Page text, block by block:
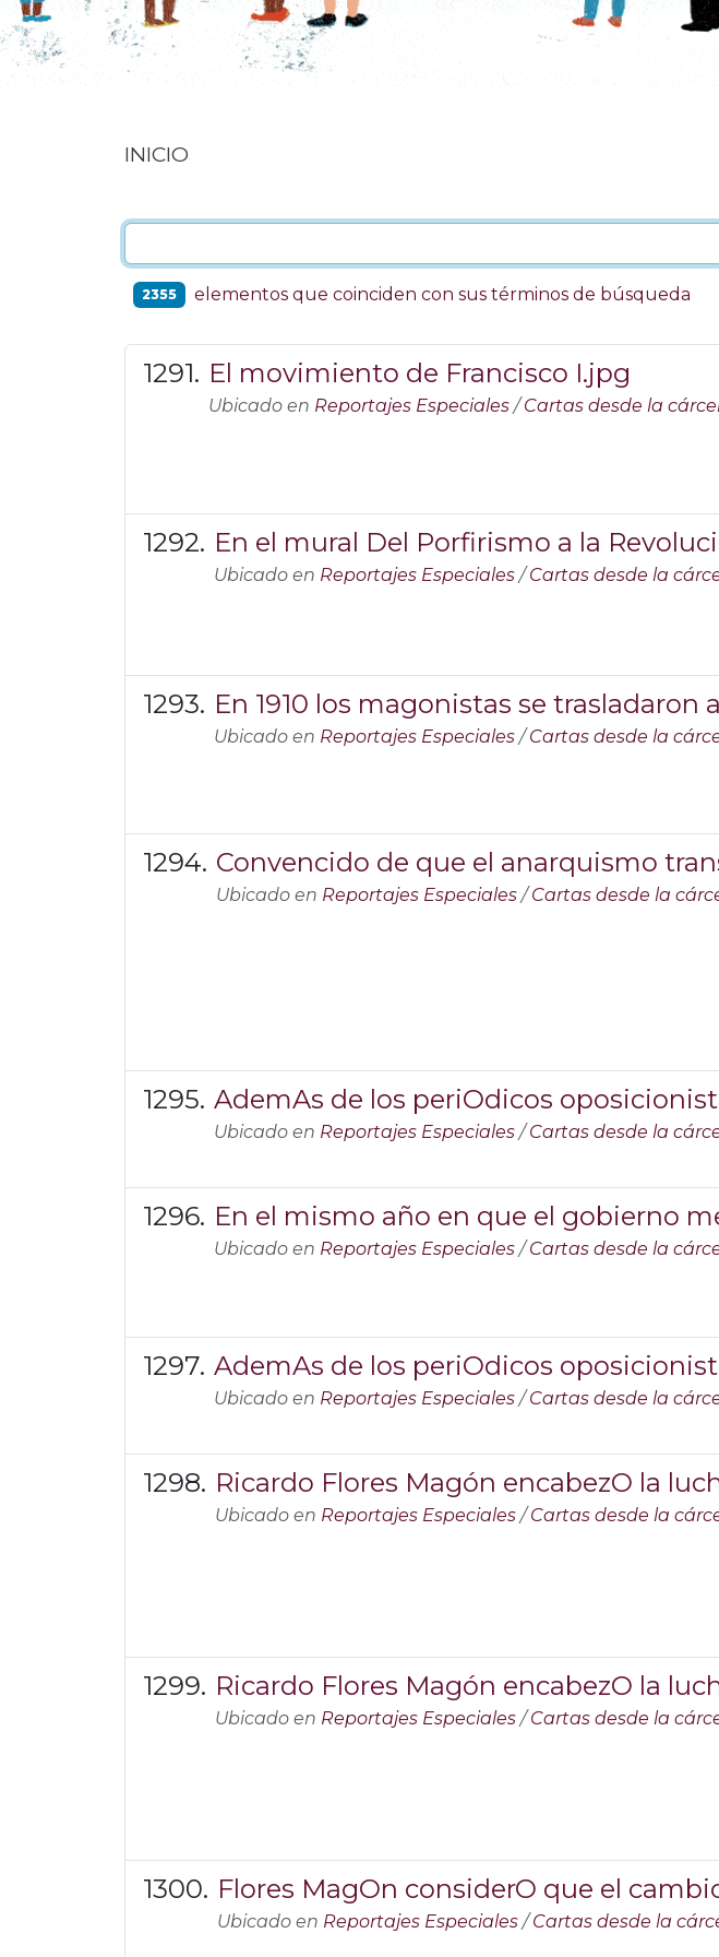
INICIO
2355 elementos que coinciden con sus términos de búsqueda
El movimiento de Francisco I.jpg
Ubicado en Reportajes Especiales /Cartas desde la
En el mural Del Porfirismo a la
Ubicado en Reportajes Especiales /Cartas desde la
En 1910 los magonistas se trasladaron
Ubicado en Reportajes Especiales /Cartas desde la
Convencido de que el anarquismo
Ubicado en Reportajes Especiales /Cartas desde la
AdemAs de los periOdicos
Ubicado en Reportajes Especiales /Cartas desde la
En el mismo año en que el gobierno
Ubicado en Reportajes Especiales /Cartas desde la
AdemAs de los periOdicos
Ubicado en Reportajes Especiales /Cartas desde la
Ricardo Flores Magón encabezO la
Ubicado en Reportajes Especiales /Cartas desde la
Ricardo Flores Magón encabezO la
Ubicado en Reportajes Especiales /Cartas desde la
Flores MagOn considerO que el
Ubicado en Reportajes Especiales /Cartas desde la